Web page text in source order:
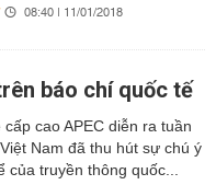
08:40 | 11/01/2018
báo chí quốc tế
cấp cao APEC diễn ra tuần
Nam đã thu hút sự chú ý
của truyền thông quốc...